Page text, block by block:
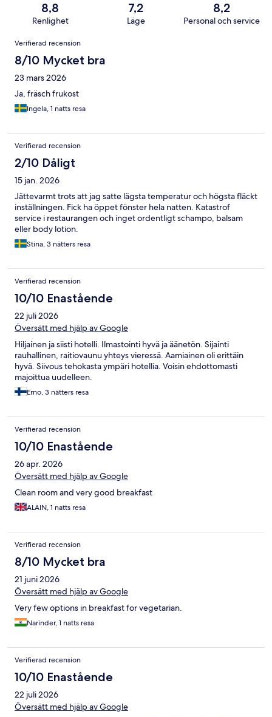
8,8
Renlighet
7,2
Läge
8,2
Personal och service
Recensioner
Verifierad recension
8/10 Mycket bra
23 mars 2026
Ja, fräsch frukost
Ingela, 1 natts resa
Verifierad recension
2/10 Dåligt
15 jan. 2026
Jättevarmt trots att jag satte lägsta temperatur och högsta fläckt
inställningen. Fick ha öppet fönster hela natten. Katastrof
service i restaurangen och inget ordentligt schampo, balsam
eller body lotion.
Stina, 3 nätters resa
Verifierad recension
10/10 Enastående
22 juli 2026
Översätt med hjälp av Google
Hiljainen ja siisti hotelli. Ilmastointi hyvä ja äänetön. Sijainti
rauhallinen, raitiovaunu yhteys vieressä. Aamiainen oli erittäin
hyvä. Siivous tehokasta ympäri hotellia. Voisin ehdottomasti
majoittua uudelleen.
Erno, 3 nätters resa
Verifierad recension
10/10 Enastående
26 apr. 2026
Översätt med hjälp av Google
Clean room and very good breakfast
ALAIN, 1 natts resa
Verifierad recension
8/10 Mycket bra
21 juni 2026
Översätt med hjälp av Google
Very few options in breakfast for vegetarian.
Narinder, 1 natts resa
Verifierad recension
10/10 Enastående
22 juli 2026
Översätt med hjälp av Google